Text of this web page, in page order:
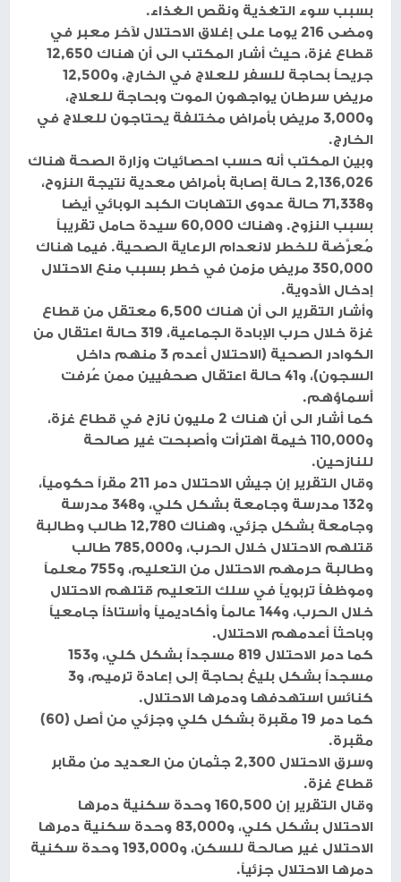
بسبب سوء التغذية ونقص الغذاء.
ومضى 216 يوما على إغلاق الاحتلال لآخر معبر في
قطاع غزة، حيث أشار المكتب الى أن هناك 12,650
جريحاً بحاجة للسفر للعلاج في الخارج، و12,500
مريض سرطان يواجهون الموت وبحاجة للعلاج،
و3,000 مريض بأمراض مختلفة يحتاجون للعلاج في
الخارج.
وبين المكتب أنه حسب احصائيات وزارة الصحة هناك
2,136,026 حالة إصابة بأمراض معدية نتيجة النزوح،
و71,338 حالة عدوى التهابات الكبد الوبائي أيضا
بسبب النزوح. وهناك 60,000 سيدة حامل تقريباً
مُعرَّضة للخطر لانعدام الرعاية الصحية. فيما هناك
350,000 مريض مزمن في خطر بسبب منع الاحتلال
إدخال الأدوية.
وأشار التقرير الى أن هناك 6,500 معتقل من قطاع
غزة خلال حرب الإبادة الجماعية، 319 حالة اعتقال من
الكوادر الصحية (الاحتلال أعدم 3 منهم داخل
السجون)، و41 حالة اعتقال صحفيين ممن عُرفت
أسماؤهم.
كما أشار الى أن هناك 2 مليون نازح في قطاع غزة،
و110,000 خيمة اهترأت وأصبحت غير صالحة
للنازحين.
وقال التقرير إن جيش الاحتلال دمر 211 مقراً حكومياً،
و132 مدرسة وجامعة بشكل كلي، و348 مدرسة
وجامعة بشكل جزئي، وهناك 12,780 طالب وطالبة
قتلهم الاحتلال خلال الحرب، و785,000 طالب
وطالبة حرمهم الاحتلال من التعليم، و755 معلماً
وموظفاً تربوياً في سلك التعليم قتلهم الاحتلال
خلال الحرب، و144 عالماً وأكاديمياً وأستاذاً جامعياً
وباحثاً أعدمهم الاحتلال.
كما دمر الاحتلال 819 مسجداً بشكل كلي، و153
مسجداً بشكل بليغ بحاجة إلى إعادة ترميم، و3
كنائس استهدفها ودمرها الاحتلال.
كما دمر 19 مقبرة بشكل كلي وجزئي من أصل (60)
مقبرة.
وسرق الاحتلال 2,300 جثمان من العديد من مقابر
قطاع غزة.
وقال التقرير إن 160,500 وحدة سكنية دمرها
الاحتلال بشكل كلي، و83,000 وحدة سكنية دمرها
الاحتلال غير صالحة للسكن، و193,000 وحدة سكنية
دمرها الاحتلال جزئياً.